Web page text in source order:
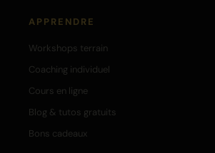
APPRENDRE
Workshops terrain
Coaching individuel
Cours en ligne
Blog & tutos gratuits
Bons cadeaux